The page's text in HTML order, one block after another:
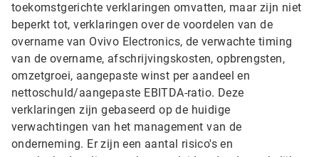
toekomstgerichte verklaringen omvatten, maar zijn niet
beperkt tot, verklaringen over de voordelen van de
overname van Ovivo Electronics, de verwachte timing
van de overname, afschrijvingskosten, opbrengsten,
omzetgroei, aangepaste winst per aandeel en
nettoschuld/aangepaste EBITDA-ratio. Deze
verklaringen zijn gebaseerd op de huidige
verwachtingen van het management van de
onderneming. Er zijn een aantal risico's en